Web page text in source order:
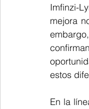
Imfinzi-
mejora
estos
En la